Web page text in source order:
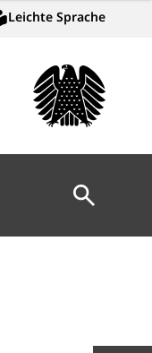
Leichte Sprache
Suche